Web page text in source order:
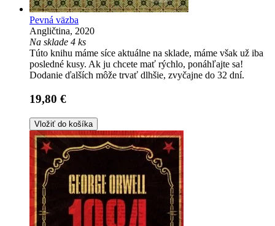
Pevná väzba
Angličtina, 2020
Na sklade 4 ks
Túto knihu máme síce aktuálne na sklade, máme však už iba
posledné kusy. Ak ju chcete mať rýchlo, ponáhľajte sa!
Dodanie ďalších môže trvať dlhšie, zvyčajne do 32 dní.
19,80 €
Vložiť do košíka